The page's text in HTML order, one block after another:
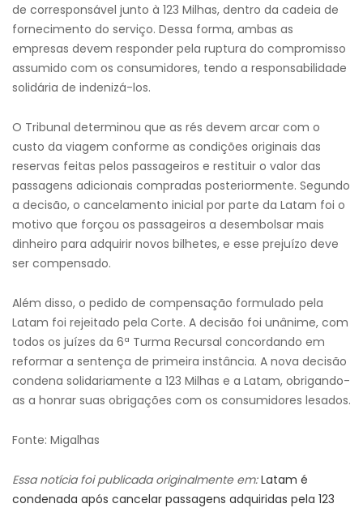
de corresponsável junto à 123 Milhas, dentro da cadeia de
fornecimento do serviço. Dessa forma, ambas as
empresas devem responder pela ruptura do compromisso
assumido com os consumidores, tendo a responsabilidade
solidária de indenizá-los.
O Tribunal determinou que as rés devem arcar com o
custo da viagem conforme as condições originais das
reservas feitas pelos passageiros e restituir o valor das
passagens adicionais compradas posteriormente. Segundo
a decisão, o cancelamento inicial por parte da Latam foi o
motivo que forçou os passageiros a desembolsar mais
dinheiro para adquirir novos bilhetes, e esse prejuízo deve
ser compensado.
Além disso, o pedido de compensação formulado pela
Latam foi rejeitado pela Corte. A decisão foi unânime, com
todos os juízes da 6ª Turma Recursal concordando em
reformar a sentença de primeira instância. A nova decisão
condena solidariamente a 123 Milhas e a Latam, obrigando-
as a honrar suas obrigações com os consumidores lesados.
Fonte: Migalhas
Essa notícia foi publicada originalmente em: Latam é
condenada após cancelar passagens adquiridas pela 123